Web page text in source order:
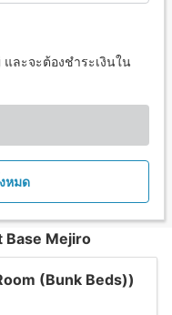
ละจะต้องชำระเงินใน
หมด
Base Mejiro
(Bunk Beds))